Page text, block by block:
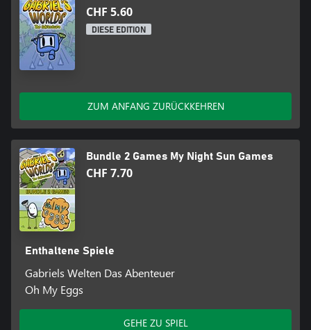
CHF 5.60
DIESE EDITION
ZUM ANFANG ZURÜCKKEHREN
Bundle 2 Games My Night Sun Games
CHF 7.70
Enthaltene Spiele
Gabriels Welten Das Abenteuer
Oh My Eggs
GEHE ZU SPIEL